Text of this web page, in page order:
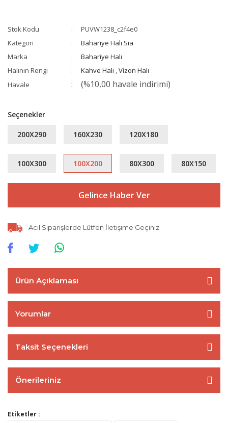
Stok Kodu
PUVW1238_c2f4e0
Kategori
Bahariye Halı Sia
Marka
Bahariye Halı
Halının Rengi
Kahve Halı ,Vizon Halı
Havale
(%10,00 havale indirimi)
Seçenekler
200X290 160X230 120X180
100X300 100X200 80X300 80X150
Gelince Haber Ver
Acil Siparişlerde Lütfen İletişime Geçiniz
Ürün Açıklaması
Yorumlar
Taksit Seçenekleri
Önerileriniz
Etiketler :